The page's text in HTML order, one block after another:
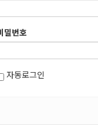
밀번호
자동로그인